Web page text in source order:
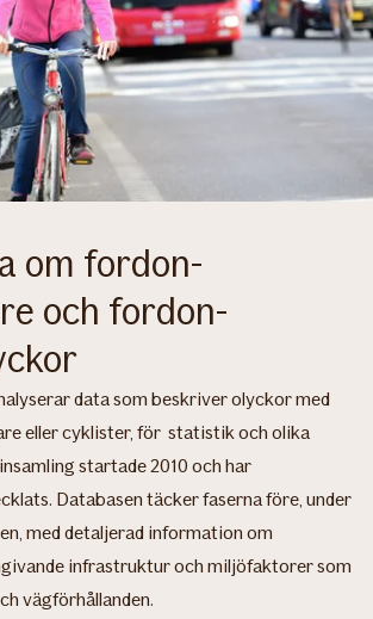
om fordon-
och fordon-
data som beskriver olyckor med
eller cyklister, för statistik och olika
startade 2010 och har
Databasen täcker faserna före, under
med detaljerad information om
infrastruktur och miljöfaktorer som
vägförhållanden.